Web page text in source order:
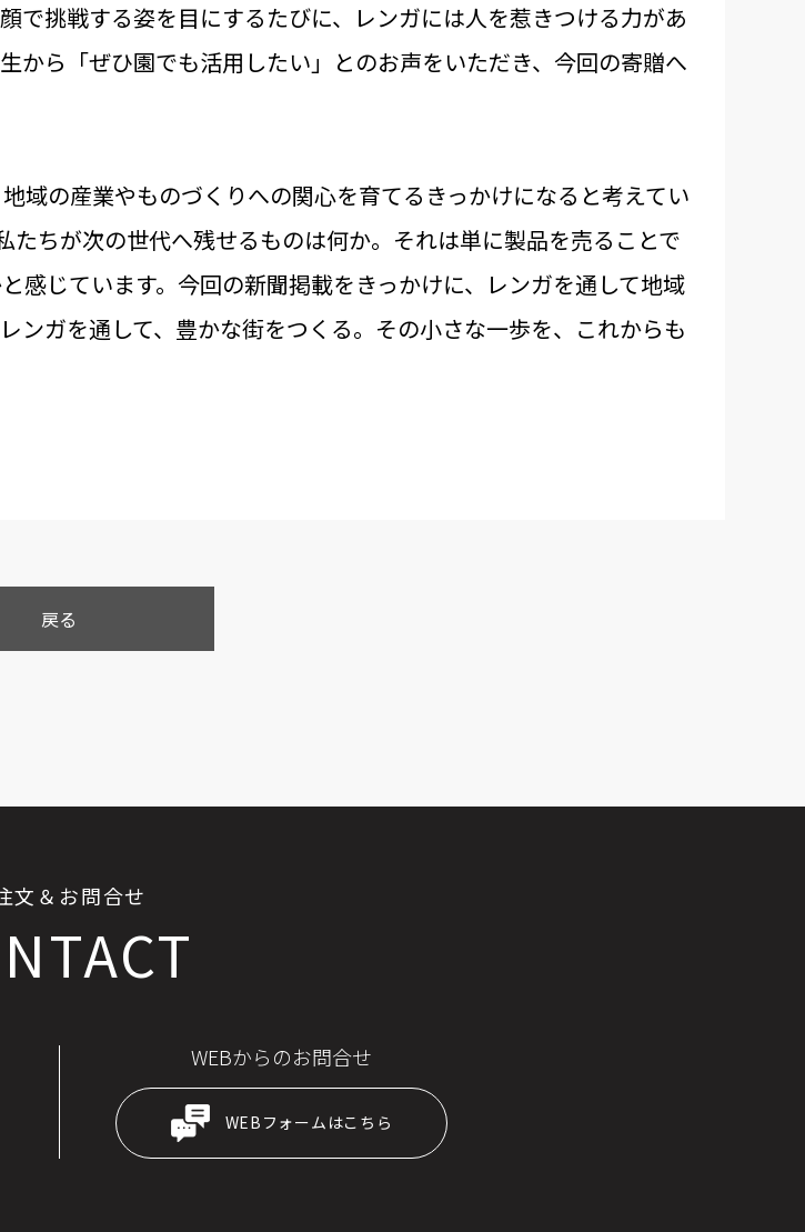
で挑戦する姿を目にするたびに、レンガには人を惹きつける力があ
から「ぜひ園でも活用したい」とのお声をいただき、今回の寄贈へ
域の産業やものづくりへの関心を育てるきっかけになると考えてい
ちが次の世代へ残せるものは何か。それは単に製品を売ることで
感じています。今回の新聞掲載をきっかけに、レンガを通して地域
ンガを通して、豊かな街をつくる。その小さな一歩を、これからも
戻る
文＆お問合せ
WEBからのお問合せ
WEBフォームはこちら